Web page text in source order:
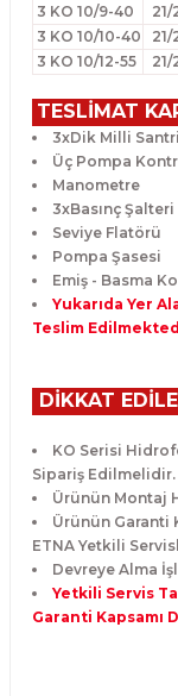
3 KO 10/9-40 21/
3 KO 10/10-40
21/
3 KO 10/12-55
21/
TESLİMAT
3xDik Milli
Üç Pompa
Manometre
3xBasınç Şalteri
Seviye Flatörü
Pompa Şasesi
Emiş - Basma
Yukarıda Yer
Teslim
DİKKAT
KO Serisi
Sipariş Edilmelidir.
Ürünün Montaj
Ürünün Garanti
ETNA Yetkili
Devreye Alma
Yetkili Servis
Garanti Kapsamı